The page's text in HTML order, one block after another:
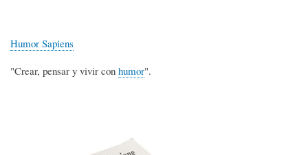
Humor Sapiens
"Crear, pensar y vivir con humor".